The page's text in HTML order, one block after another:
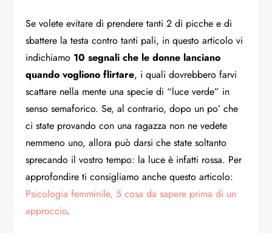
Se volete evitare di prendere tanti 2 di picche e di
sbattere la testa contro tanti pali, in questo articolo vi
indichiamo 10 segnali che le donne lanciano
quando vogliono flirtare, i quali dovrebbero farvi
scattare nella mente una specie di “luce verde” in
senso semaforico. Se, al contrario, dopo un po’ che
ci state provando con una ragazza non ne vedete
nemmeno uno, allora può darsi che state soltanto
sprecando il vostro tempo: la luce è infatti rossa. Per
approfondire ti consigliamo anche questo articolo:
Psicologia femminile, 5 cosa da sapere prima di un
approccio.